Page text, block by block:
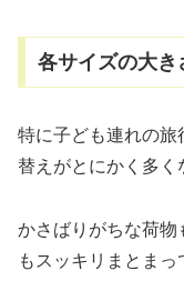
各サイズの大き
特に子ども連れの旅
替えがとにかく多く
かさばりがちな荷物
もスッキリまとまっ